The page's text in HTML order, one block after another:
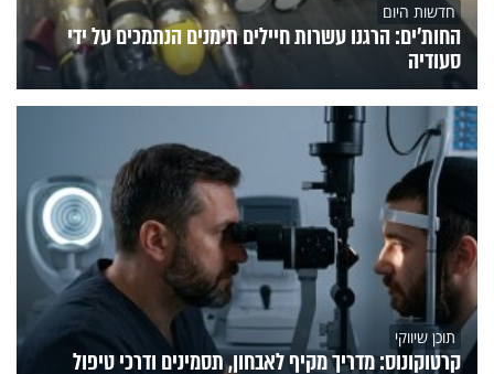
חדשות היום
החות'ים: הרגנו עשרות חיילים תימנים הנתמכים על ידי
סעודיה
תוכן שיווקי
קרטוקונוס: מדריך מקיף לאבחון, תסמינים ודרכי טיפול